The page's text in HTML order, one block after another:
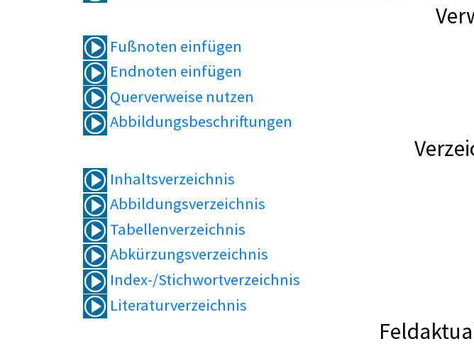
Fußnoten einfügen
Endnoten einfügen
Querverweise nutzen
Abbildungsbeschriftungen
Inhaltsverzeichnis
Abbildungsverzeichnis
Tabellenverzeichnis
Abkürzungsverzeichnis
Index-/Stichwortverzeichnis
Literaturverzeichnis